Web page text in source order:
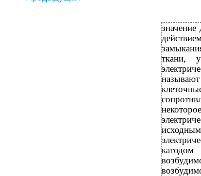
ткани,
катодом